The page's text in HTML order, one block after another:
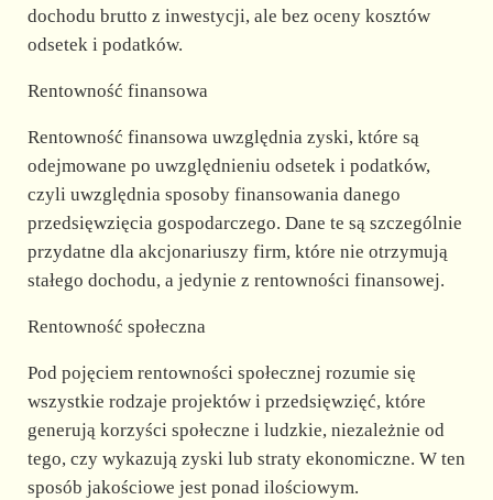
dochodu brutto z inwestycji, ale bez oceny kosztów
odsetek i podatków.
Rentowność finansowa
Rentowność finansowa uwzględnia zyski, które są
odejmowane po uwzględnieniu odsetek i podatków,
czyli uwzględnia sposoby finansowania danego
przedsięwzięcia gospodarczego. Dane te są szczególnie
przydatne dla akcjonariuszy firm, które nie otrzymują
stałego dochodu, a jedynie z rentowności finansowej.
Rentowność społeczna
Pod pojęciem rentowności społecznej rozumie się
wszystkie rodzaje projektów i przedsięwzięć, które
generują korzyści społeczne i ludzkie, niezależnie od
tego, czy wykazują zyski lub straty ekonomiczne. W ten
sposób jakościowe jest ponad ilościowym.